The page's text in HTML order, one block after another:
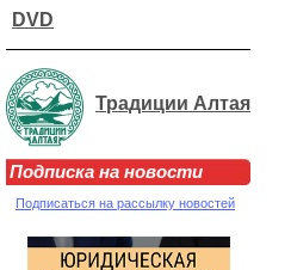
DVD
Традиции Алтая
Подписка на новости
Подписаться на рассылку новостей